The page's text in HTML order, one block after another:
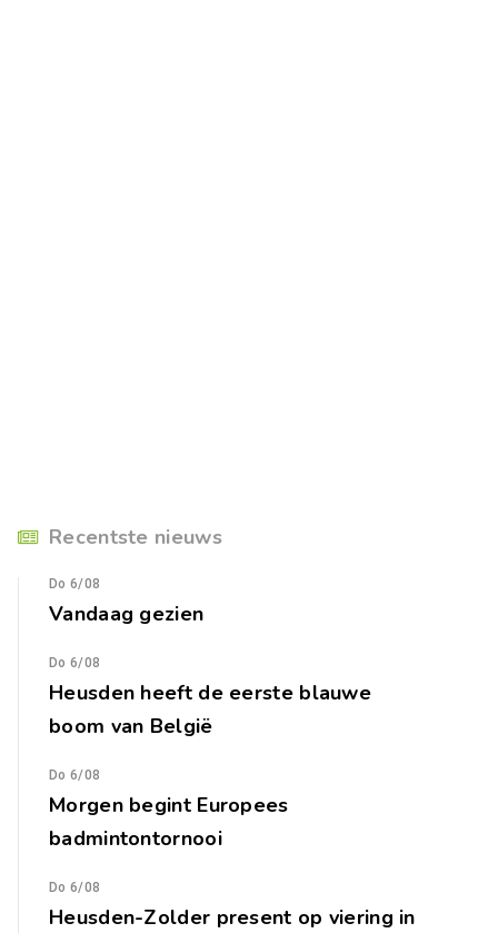
Recentste nieuws
Do 6/08
Vandaag gezien
Do 6/08
Heusden heeft de eerste blauwe
boom van België
Do 6/08
Morgen begint Europees
badmintontornooi
Do 6/08
Heusden-Zolder present op viering in